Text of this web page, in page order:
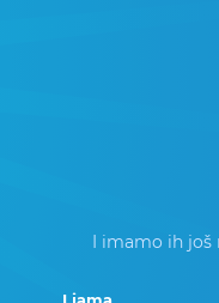
I imamo ih još